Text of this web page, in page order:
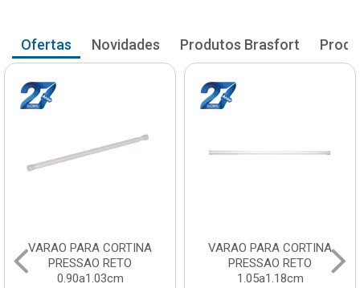
Ofertas Novidades Produtos Brasfort
VARAO PARA CORTINA
PRESSAO RETO
0.90a1.03cm
VARAO PARA CORTINA
PRESSAO RETO
1.05a1.18cm